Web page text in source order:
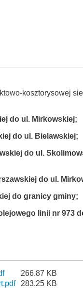
kosztorysowej
do ul. Mirkowskiej;
do ul. Bielawskiej;
do ul.
do ul.
do granicy gminy;
linii nr 973
266.87 KB
283.25 KB